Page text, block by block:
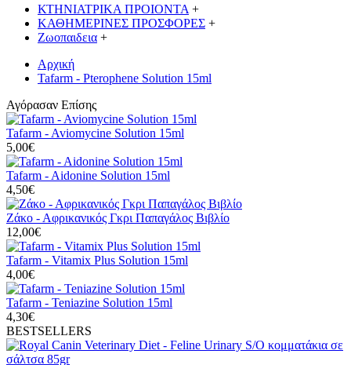
ΚΤΗΝΙΑΤΡΙΚΑ ΠΡΟΙΟΝΤΑ +
ΚΑΘΗΜΕΡΙΝΕΣ ΠΡΟΣΦΟΡΕΣ +
Ζωοπαιδεια +
Αρχική
Tafarm - Pterophene Solution 15ml
Αγόρασαν Επίσης
Tafarm - Aviomycine Solution 15ml
5,00€
Tafarm - Aidonine Solution 15ml
4,50€
Ζάκο - Αφρικανικός Γκρι Παπαγάλος Βιβλίο
12,00€
Tafarm - Vitamix Plus Solution 15ml
4,00€
Tafarm - Teniazine Solution 15ml
4,30€
BESTSELLERS